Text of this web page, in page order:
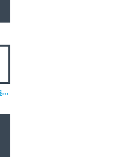
REFCO kondensato siurblys GOBI II 42L/H 20M